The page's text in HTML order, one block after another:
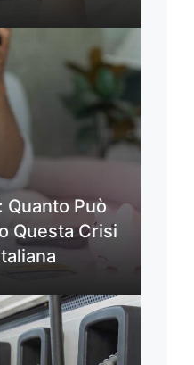
Quanto Può
Questa Crisi